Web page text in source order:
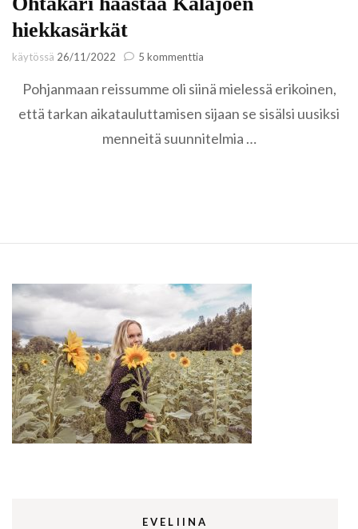
hiekkasärkät
käytössä 26/11/2022 5 kommenttia
haastaa
hiekkasärkät
Pohjanmaan reissumme oli siinä mielessä erikoinen,
että tarkan aikatauluttamisen sijaan se sisälsi uusiksi
menneitä suunnitelmia …
EVELIINA